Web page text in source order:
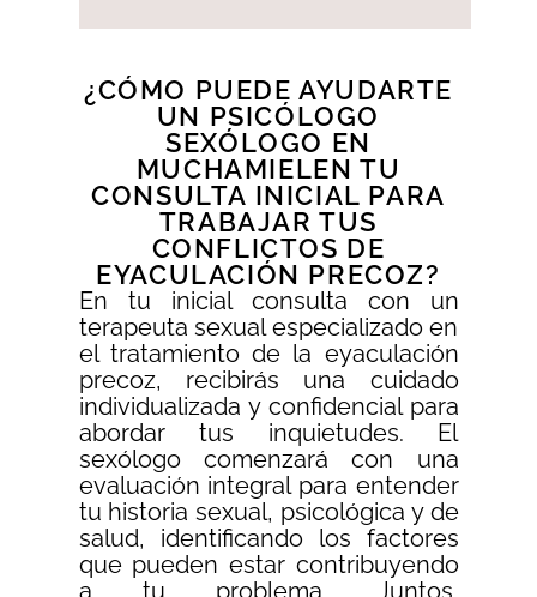
¿CÓMO PUEDE AYUDARTE
UN PSICÓLOGO
SEXÓLOGO EN
MUCHAMIELEN TU
CONSULTA INICIAL PARA
TRABAJAR TUS
CONFLICTOS DE
EYACULACIÓN PRECOZ?
En tu inicial consulta con un
terapeuta sexual especializado en
el tratamiento de la eyaculación
precoz, recibirás una cuidado
individualizada y confidencial para
abordar tus inquietudes. El
sexólogo comenzará con una
evaluación integral para entender
tu historia sexual, psicológica y de
salud, identificando los factores
que pueden estar contribuyendo